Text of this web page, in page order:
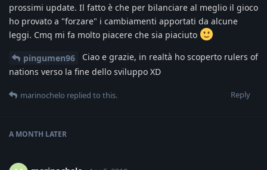
prossimi update. Il fatto è che per bilanciare al meglio il gioco
ho provato a "forzare" i cambiamenti apportati da alcune
leggi. Cmq mi fa molto piacere che sia piaciuto
pingumen96
Ciao e grazie, in realtà ho scoperto rulers of
nations verso la fine dello sviluppo XD
Reply
marinochelo replied to this.
A MONTH LATER